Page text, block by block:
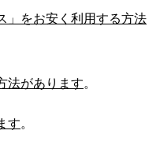
」をお安く利用する方法
法があります。
す。